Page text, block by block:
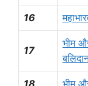
16
17
भीम
18 भीम